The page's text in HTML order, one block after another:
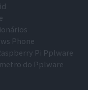
Phone
Pi Pplware
do Pplware